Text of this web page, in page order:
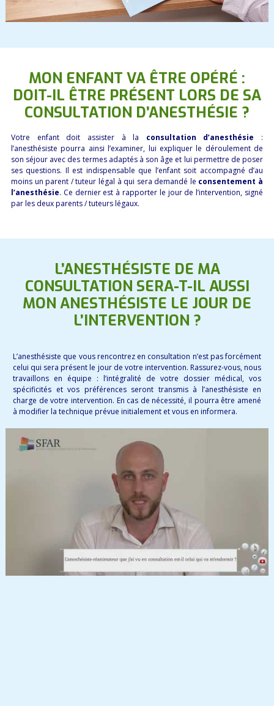
MON ENFANT VA ÊTRE OPÉRÉ :
DOIT-IL ÊTRE PRÉSENT LORS DE SA
CONSULTATION D’ANESTHÉSIE ?
Votre enfant doit assister à la consultation d’anesthésie :
l’anesthésiste pourra ainsi l’examiner, lui expliquer le déroulement de
son séjour avec des termes adaptés à son âge et lui permettre de poser
ses questions. Il est indispensable que l’enfant soit accompagné d’au
moins un parent / tuteur légal à qui sera demandé le consentement à
l’anesthésie. Ce dernier est à rapporter le jour de l’intervention, signé
par les deux parents / tuteurs légaux.
L’ANESTHÉSISTE DE MA
CONSULTATION SERA-T-IL AUSSI
MON ANESTHÉSISTE LE JOUR DE
L’INTERVENTION ?
L’anesthésiste que vous rencontrez en consultation n’est pas forcément
celui qui sera présent le jour de votre intervention. Rassurez-vous, nous
travaillons en équipe : l’intégralité de votre dossier médical, vos
spécificités et vos préférences seront transmis à l’anesthésiste en
charge de votre intervention. En cas de nécessité, il pourra être amené
à modifier la technique prévue initialement et vous en informera.